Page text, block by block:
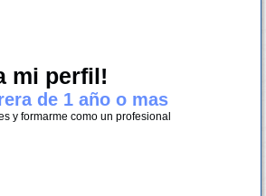
mi perfil!
de 1 año o mas
y formarme como un profesional